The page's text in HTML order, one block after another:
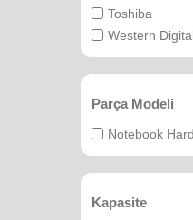
Toshiba
Western
Parça Modeli
Notebook
Kapasite